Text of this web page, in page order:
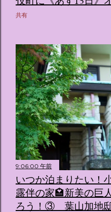
共有
9:06:00 午前
いつか泊まりたい！
露伴の家🏩新美の巨
ろう！③ 葉山加地邸